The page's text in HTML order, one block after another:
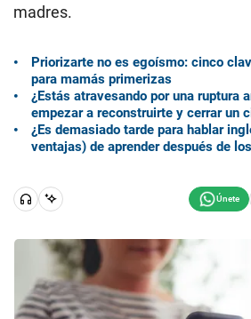
madres.
Priorizarte no es egoísmo: cinco
para mamás primerizas
¿Estás atravesando por una ruptura
empezar a reconstruirte y cerrar un
¿Es demasiado tarde para hablar
ventajas) de aprender después de